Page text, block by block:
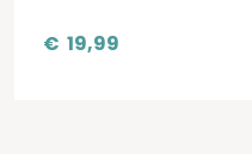
€ 19,99